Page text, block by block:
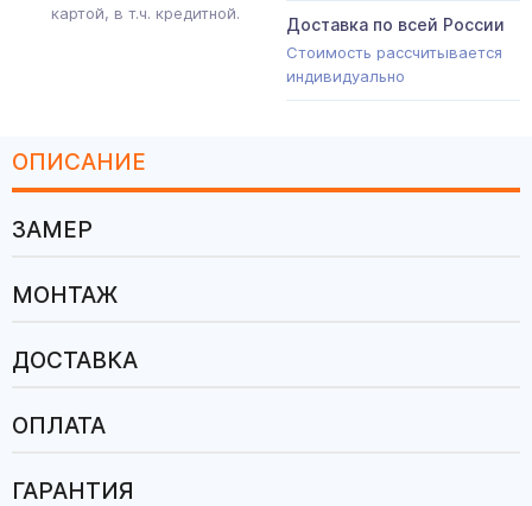
картой, в т.ч. кредитной.
Доставка по всей России
Стоимость рассчитывается
индивидуально
ОПИСАНИЕ
ЗАМЕР
МОНТАЖ
ДОСТАВКА
ОПЛАТА
ГАРАНТИЯ